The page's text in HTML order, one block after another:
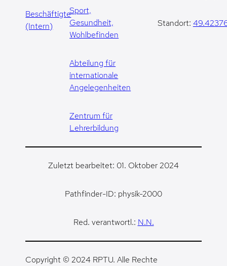
Beschäftigte
(Intern)
Sport,
Gesundheit,
Wohlbefinden
Abteilung für
internationale
Angelegenheiten
Zentrum für
Lehrerbildung
Standort:
Zuletzt bearbeitet: 01. Oktober 2024
Pathfinder-ID: physik-2000
Red. verantwortl.: N.N.
Copyright © 2024 RPTU. Alle Rechte